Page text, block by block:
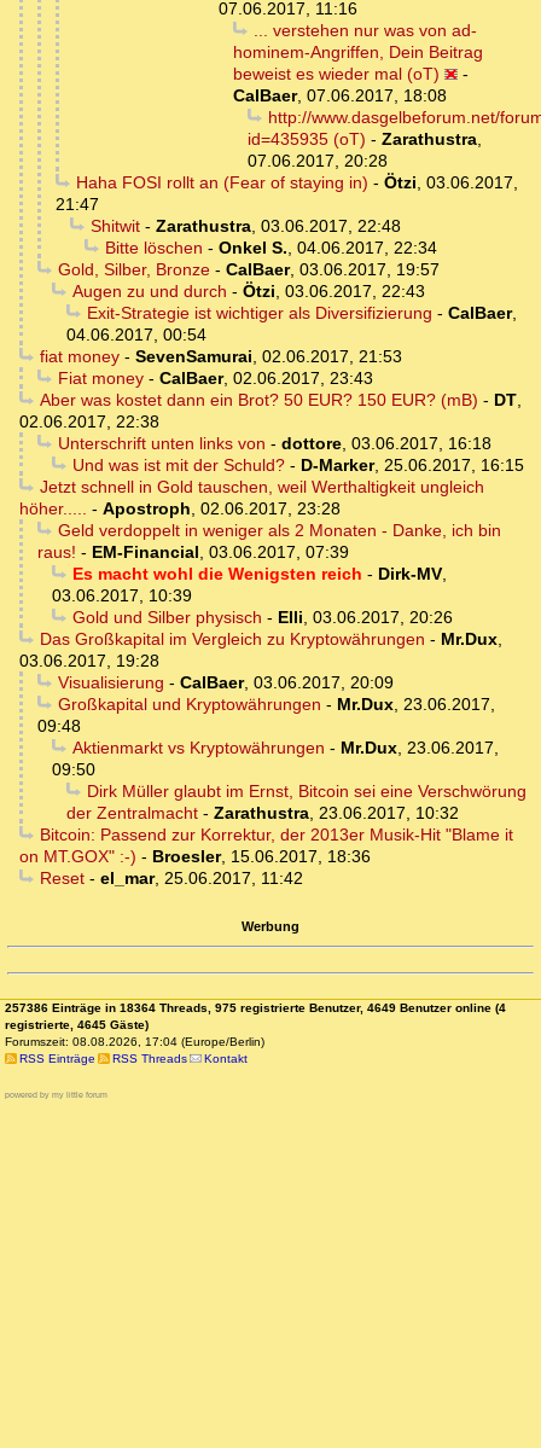
07.06.2017, 11:16
... verstehen nur was von ad-
hominem-Angriffen, Dein Beitrag
beweist es wieder mal (oT)
-
CalBaer, 07.06.2017, 18:08
http://www.dasgelbeforum.net/
id=435935 (oT) - Zarathustra,
07.06.2017, 20:28
Haha FOSI rollt an (Fear of staying in) - Ötzi, 03.06.2017,
21:47
Shitwit- Zarathustra, 03.06.2017, 22:48
Bitte löschen - Onkel S., 04.06.2017, 22:34
Gold, Silber, Bronze- CalBaer, 03.06.2017, 19:57
Augen zu und durch - Ötzi, 03.06.2017, 22:43
Exit-Strategie ist wichtiger als Diversifizierung - CalBaer,
04.06.2017, 00:54
fiat money- SevenSamurai, 02.06.2017, 21:53
Fiat money- CalBaer, 02.06.2017, 23:43
Aber was kostet dann ein Brot? 50 EUR? 150 EUR? (mB) - DT,
02.06.2017, 22:38
Unterschrift unten links von - dottore, 03.06.2017, 16:18
Und was ist mit der Schuld?- D-Marker, 25.06.2017, 16:15
Jetzt schnell in Gold tauschen, weil Werthaltigkeit ungleich
höher..... - Apostroph, 02.06.2017, 23:28
Geld verdoppelt in weniger als 2 Monaten - Danke, ich bin
raus! - EM-Financial, 03.06.2017, 07:39
Es macht wohl die Wenigsten reich - Dirk-MV,
03.06.2017, 10:39
Gold und Silber physisch - Elli, 03.06.2017, 20:26
Das Großkapital im Vergleich zu Kryptowährungen - Mr.Dux,
03.06.2017, 19:28
Visualisierung - CalBaer, 03.06.2017, 20:09
Großkapital und Kryptowährungen - Mr.Dux, 23.06.2017,
09:48
Aktienmarkt vs Kryptowährungen - Mr.Dux, 23.06.2017,
09:50
Dirk Müller glaubt im Ernst, Bitcoin sei eine Verschwörung
der Zentralmacht - Zarathustra, 23.06.2017, 10:32
Bitcoin: Passend zur Korrektur, der 2013er Musik-Hit "Blame it
on MT.GOX" :-) - Broesler, 15.06.2017, 18:36
Reset- el_mar, 25.06.2017, 11:42
Werbung
257386 Einträge in 18364 Threads, 975 registrierte Benutzer, 4649 Benutzer online (4
registrierte, 4645 Gäste)
Forumszeit: 08.08.2026, 17:04 (Europe/Berlin)
RSS Einträge
RSS Threads Kontakt
powered by my little forum